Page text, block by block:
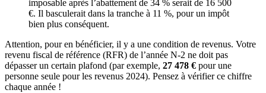
imposable après l’abattement de 34 % serait de 16 500
€. Il basculerait dans la tranche à 11 %, pour un impôt
bien plus conséquent.
Attention, pour en bénéficier, il y a une condition de revenus. Votre
revenu fiscal de référence (RFR) de l’année N-2 ne doit pas
dépasser un certain plafond (par exemple, 27 478 € pour une
personne seule pour les revenus 2024). Pensez à vérifier ce chiffre
chaque année !